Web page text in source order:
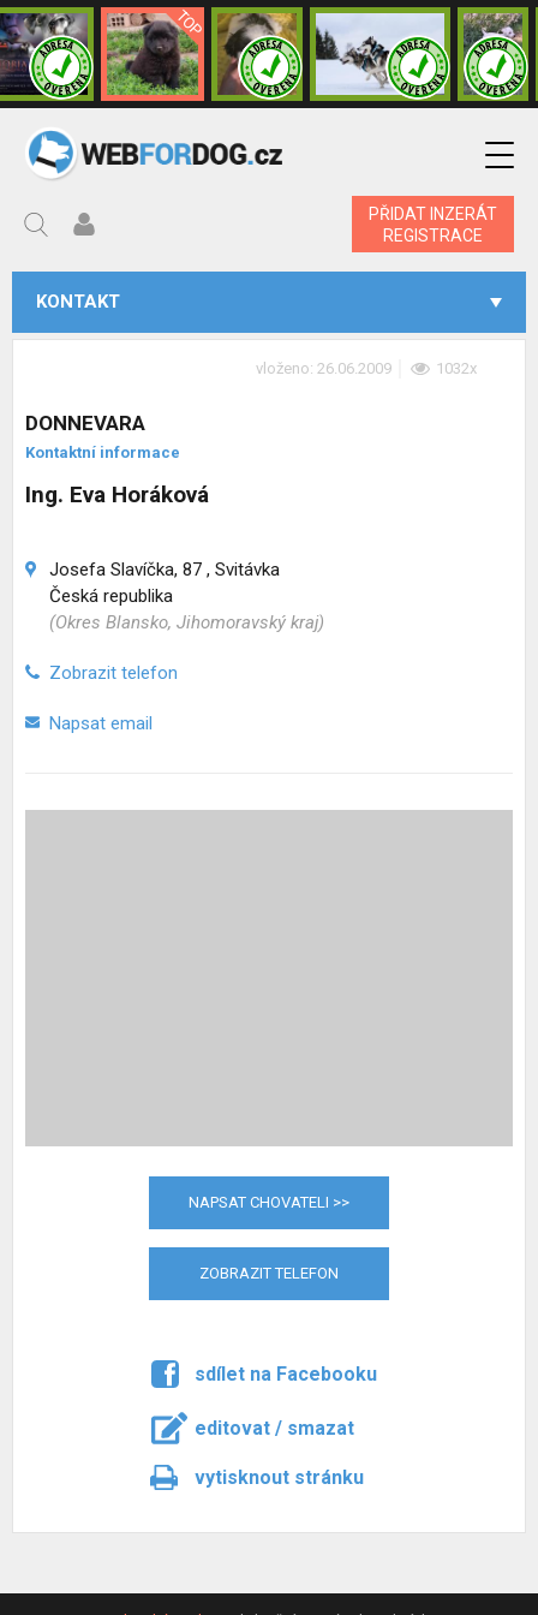
PŘIDAT INZERÁT
REGISTRACE
KONTAKT
vloženo: 26.06.2009 1032x
DONNEVARA
Kontaktní informace
Ing. Eva Horáková
Josefa Slavíčka, 87 , Svitávka
Česká republika
(Okres Blansko, Jihomoravský kraj)
Zobrazit telefon
Napsat email
NAPSAT CHOVATELI >>
ZOBRAZIT TELEFON
sdílet na Facebooku
editovat / smazat
vytisknout stránku